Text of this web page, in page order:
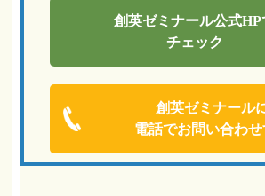
創英ゼミナール公式HP
チェック
創英ゼミナール
電話でお問い合わせ